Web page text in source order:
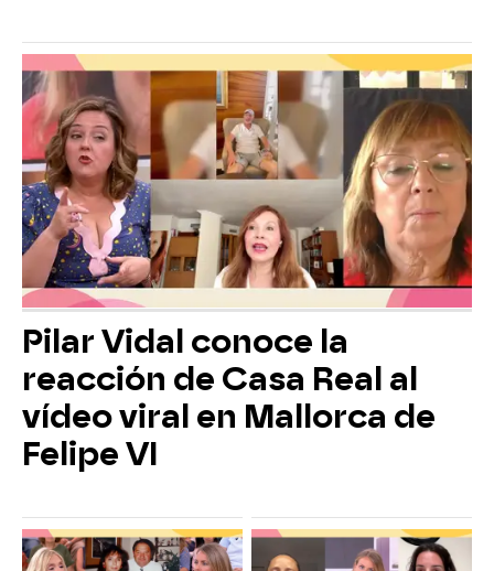
Pilar Vidal conoce la
reacción de Casa Real al
vídeo viral en Mallorca de
Felipe VI